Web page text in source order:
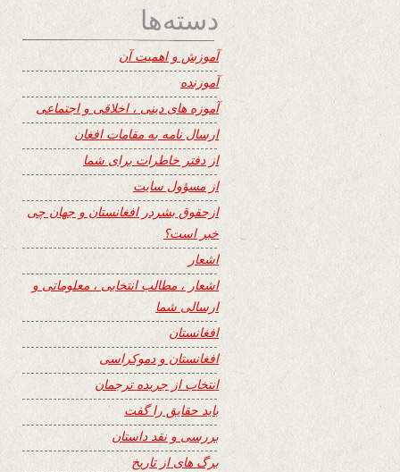
دسته‌ها
آموزش و اهمیت آن
آموزنده
آموزه های دینی ، اخلاقی و اجتماعی
ارسال نامه به مقامات افغان
از دفتر خاطرات برای شما
از مسؤول سایت
ازحقوق بشردر افغانستان و جهان چی
خبر است؟
اشعار
اشعار ، مطالب انتخابی ، معلوماتی و
ارسالی شما
افغانستان
افغانستان و دموکراسی
انتخاب از جریده ترجمان
باید حقایق را گفت
بررسی و نقد داستان
برگ های از تاریخ